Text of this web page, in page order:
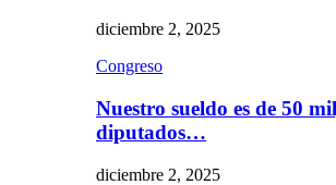
diciembre 2, 2025
Congreso
Nuestro sueldo es de 50
diputados…
diciembre 2, 2025